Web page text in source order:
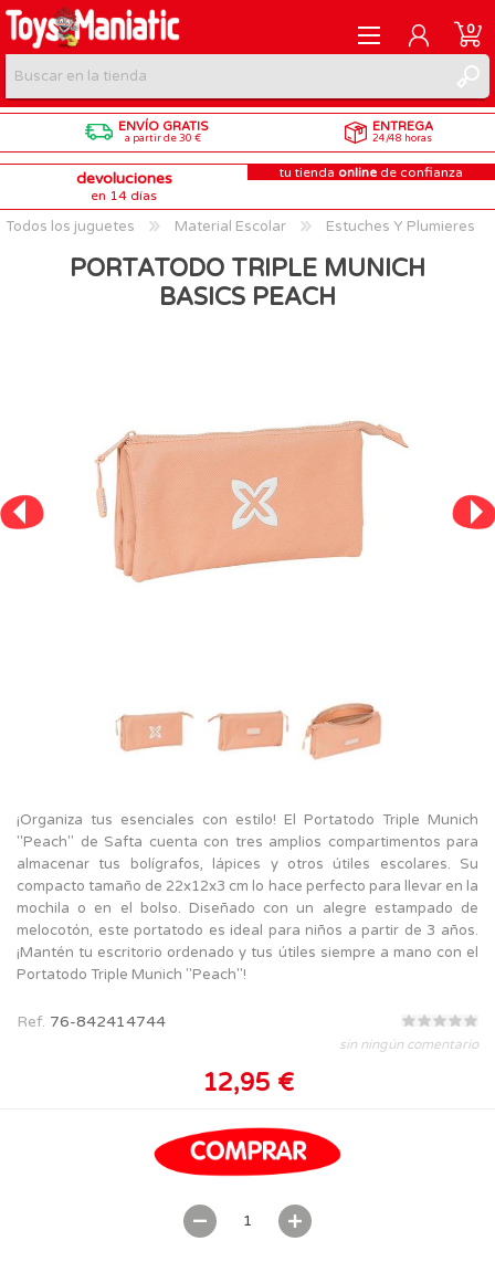
REGISTRARME
INICIAR SESIÓN
0
ENVÍO GRATIS
a partir de 30 €
ENTREGA
24/48 horas
devoluciones
en 14 días
tu tienda online de confianza
Todos los juguetes Material Escolar Estuches Y Plumieres
PORTATODO TRIPLE MUNICH
BASICS PEACH
¡Organiza tus esenciales con estilo! El Portatodo Triple Munich
"Peach" de Safta cuenta con tres amplios compartimentos para
almacenar tus bolígrafos, lápices y otros útiles escolares. Su
compacto tamaño de 22x12x3 cm lo hace perfecto para llevar en la
mochila o en el bolso. Diseñado con un alegre estampado de
melocotón, este portatodo es ideal para niños a partir de 3 años.
¡Mantén tu escritorio ordenado y tus útiles siempre a mano con el
Portatodo Triple Munich "Peach"!
Ref. 76-842414744
sin ningún comentario
12,95 €